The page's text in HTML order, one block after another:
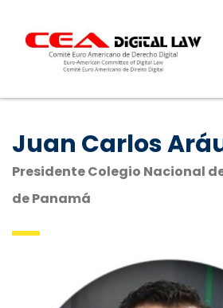
Juan Carlos
Presidente Colegio Nacional
de Panamá